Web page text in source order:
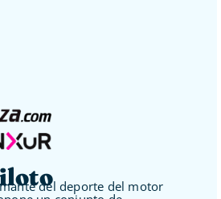
del deporte del motor